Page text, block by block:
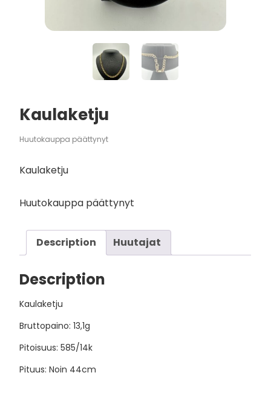
Kaulaketju
Huutokauppa päättynyt
Kaulaketju
Huutokauppa päättynyt
Description Huutajat
Description
Kaulaketju
Bruttopaino: 13,1g
Pitoisuus: 585/14k
Pituus: Noin 44cm